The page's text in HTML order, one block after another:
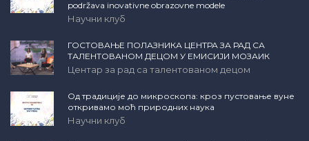
podržava inovativne obrazovne modele
Научни клуб
ГОСТОВАЊЕ ПОЛАЗНИКА ЦЕНТРА ЗА РАД СА
ТАЛЕНТОВАНОМ ДЕЦОМ У ЕМИСИЈИ МОЗАИК
Центар за рад са талентованом децом
Од традиције до микроскопа: кроз пустовање вуне
откривамо моћ природних наука
Научни клуб